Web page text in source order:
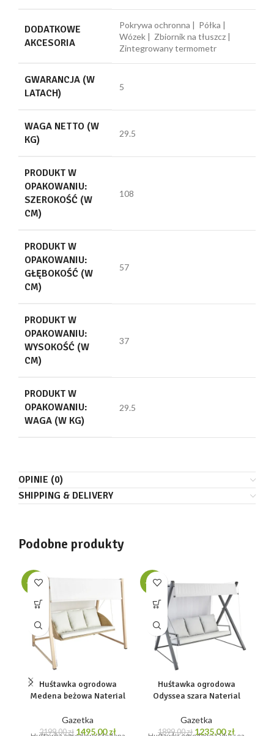
DODATKOWE
AKCESORIA
Pokrywa ochronna | Półka |
Wózek | Zbiornik na tłuszcz |
Zintegrowany termometr
GWARANCJA (W
LATACH)
5
WAGA NETTO (W
KG)
29.5
PRODUKT W
OPAKOWANIU:
SZEROKOŚĆ (W
CM)
108
PRODUKT W
OPAKOWANIU:
GŁĘBOKOŚĆ (W
CM)
57
PRODUKT W
OPAKOWANIU:
WYSOKOŚĆ (W
CM)
37
PRODUKT W
OPAKOWANIU:
WAGA (W KG)
29.5
OPINIE (0)
SHIPPING & DELIVERY
Podobne produkty
-32%
Huśtawka ogrodowa
Medena beżowa Naterial
Gazetka
2199,00zł Pierwotna
1495,00złAktualna
-35%
Huśtawka ogrodowa
Odyssea szara Naterial
Gazetka
1899,00zł Pierwotna
1235,00złAktualna